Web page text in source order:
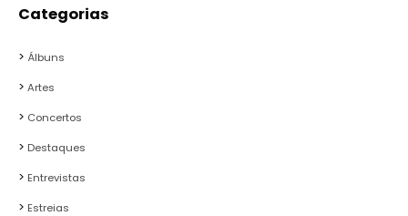
Categorias
Álbuns
Artes
Concertos
Destaques
Entrevistas
Estreias